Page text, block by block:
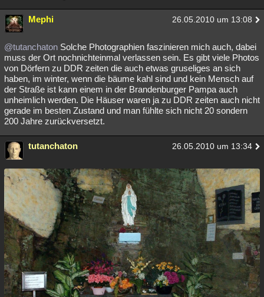
Mephi 26.05.2010 um 13:08
@tutanchaton Solche Photographien faszinieren mich auch, dabei
muss der Ort nochnichteinmal verlassen sein. Es gibt viele Photos
von Dörfern zu DDR zeiten die auch etwas gruseliges an sich
haben, im winter, wenn die bäume kahl sind und kein Mensch auf
der Straße ist kann einem in der Brandenburger Pampa auch
unheimlich werden. Die Häuser waren ja zu DDR zeiten auch nicht
gerade im besten Zustand und man fühlte sich nicht 20 sondern
200 Jahre zurückversetzt.
tutanchaton 26.05.2010 um 13:34